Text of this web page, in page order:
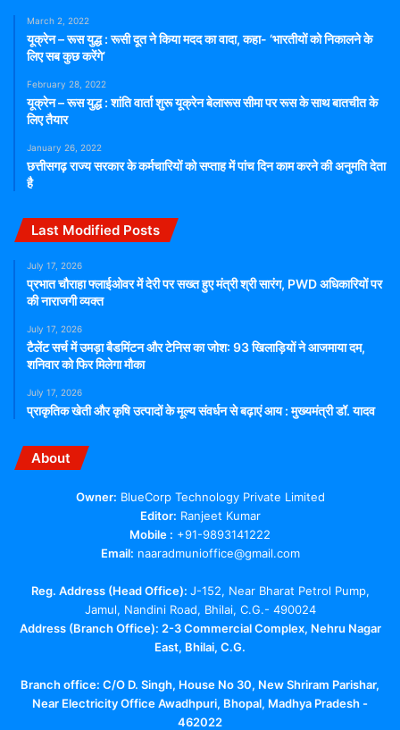
March 2, 2022
यूक्रेन – रूस युद्ध : रूसी दूत ने किया मदद का वादा, कहा- ‘भारतीयों को निकालने के
लिए सब कुछ करेंगे’
February 28, 2022
यूक्रेन – रूस युद्ध : शांति वार्ता शुरू यूक्रेन बेलारूस सीमा पर रूस के साथ बातचीत के
लिए तैयार
January 26, 2022
छत्तीसगढ़ राज्य सरकार के कर्मचारियों को सप्ताह में पांच दिन काम करने की अनुमति देता
है
Last Modified Posts
July 17, 2026
प्रभात चौराहा फ्लाईओवर में देरी पर सख्त हुए मंत्री श्री सारंग, PWD अधिकारियों पर
की नाराजगी व्यक्त
July 17, 2026
टैलेंट सर्च में उमड़ा बैडमिंटन और टेनिस का जोश: 93 खिलाड़ियों ने आजमाया दम,
शनिवार को फिर मिलेगा मौका
July 17, 2026
प्राकृतिक खेती और कृषि उत्पादों के मूल्य संवर्धन से बढ़ाएं आय : मुख्यमंत्री डॉ. यादव
About
Owner: BlueCorp Technology Private Limited
Editor: Ranjeet Kumar
Mobile : +91-9893141222
Email: naaradmunioffice@gmail.com
Reg. Address (Head Office): J-152, Near Bharat Petrol Pump,
Jamul, Nandini Road, Bhilai, C.G.- 490024
Address (Branch Office): 2-3 Commercial Complex, Nehru Nagar
East, Bhilai, C.G.
Branch office: C/O D. Singh, House No 30, New Shriram Parishar,
Near Electricity Office Awadhpuri, Bhopal, Madhya Pradesh -
462022